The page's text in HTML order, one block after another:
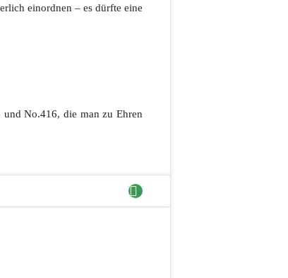
einordnen – es dürfte eine
No.416, die man zu Ehren